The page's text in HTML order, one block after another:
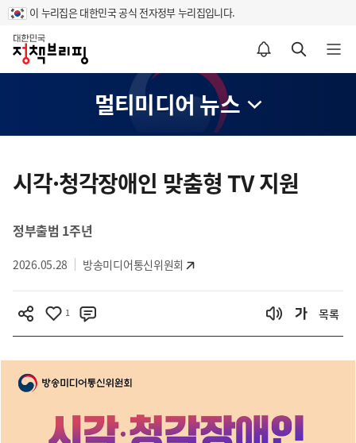
이 누리집은 대한민국 공식 전자정부 누리집입니다.
홈
알림설정 바로가기 검색 바로가기 메뉴 열기
멀티미디어 뉴스
츠
영
역
시각·청각장애인 맞춤형 TV 지원
정부출범 1주년
2026.05.28 방송미디어통신위원회
1 목록